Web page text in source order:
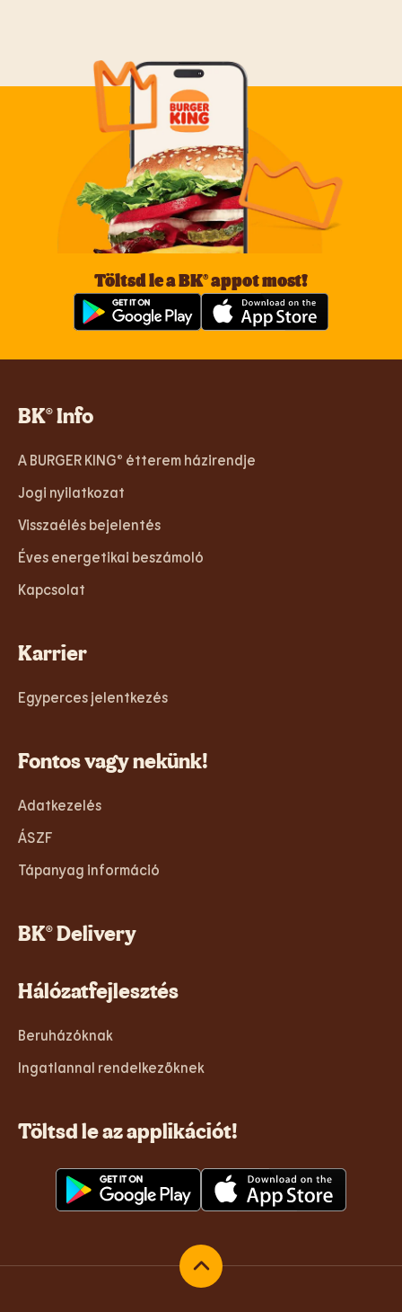
Töltsd le a BK® appot most!
BK® Info
A BURGER KING® étterem házirendje
Jogi nyilatkozat
Visszaélés bejelentés
Éves energetikai beszámoló
Kapcsolat
Karrier
Egyperces jelentkezés
Fontos vagy nekünk!
Adatkezelés
ÁSZF
Tápanyag információ
BK® Delivery
Hálózatfejlesztés
Beruházóknak
Ingatlannal rendelkezőknek
Töltsd le az applikációt!
Vissza az oldal tetejére